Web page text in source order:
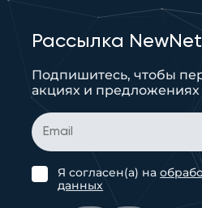
Рассылка
Подпишитесь, чтобы
акциях и предложениях
Я согласен(а) на
данных